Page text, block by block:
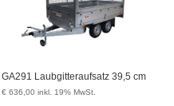
GA291 Laubgitteraufsatz 39,5 cm
€ 636,00 inkl. 19% MwSt.